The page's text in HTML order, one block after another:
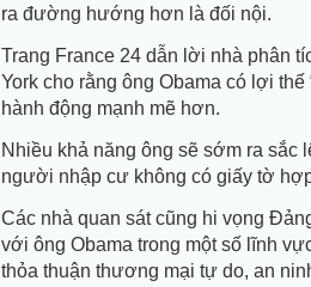
ra đường hướng hơn là đối nội.
Trang France 24 dẫn lời nhà phân
York cho rằng ông Obama có lợi thế
hành động mạnh mẽ hơn.
Nhiều khả năng ông sẽ sớm ra sắc
người nhập cư không có giấy tờ
Các nhà quan sát cũng hi vọng
với ông Obama trong một số lĩnh
thỏa thuận thương mại tự do, an